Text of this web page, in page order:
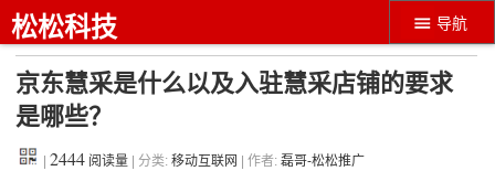
导航
松松科技
京东慧采是什么以及入驻慧采店铺的要求
是哪些？
|2444 阅读量 | 分类:移动互联网 | 作者:磊哥-松松推广